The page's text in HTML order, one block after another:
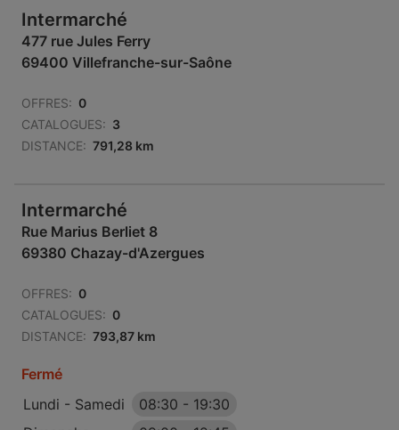
Intermarché
477 rue Jules Ferry
69400 Villefranche-sur-Saône
OFFRES: 0
CATALOGUES: 3
DISTANCE: 791,28 km
Intermarché
Rue Marius Berliet 8
69380 Chazay-d'Azergues
OFFRES: 0
CATALOGUES: 0
DISTANCE: 793,87 km
Fermé
Lundi - Samedi
08:30 - 19:30